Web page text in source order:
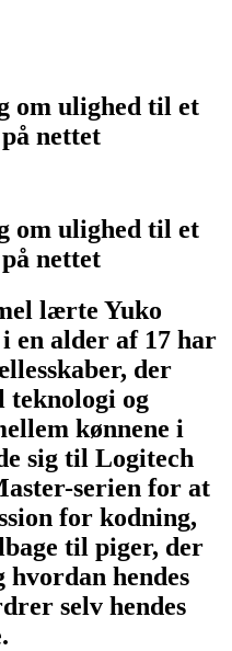
om ulighed til et
nettet
om ulighed til et
nettet
lærte Yuko
en alder af 17 har
der
og
kønnene i
sig til Logitech
serien for at
for kodning,
til piger, der
hvordan hendes
selv hendes